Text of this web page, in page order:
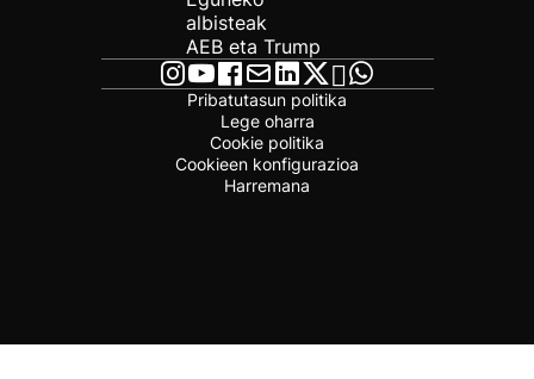
albisteak
AEB eta Trump
Pribatutasun politika
Lege oharra
Cookie politika
Cookieen konfigurazioa
Harremana